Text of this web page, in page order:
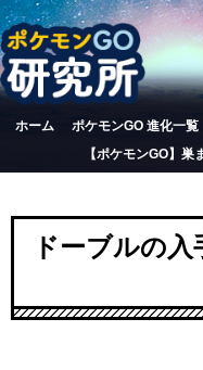
ホーム ポケモンGO 進化一覧
【ポケモンGO】巣
ドーブルの入